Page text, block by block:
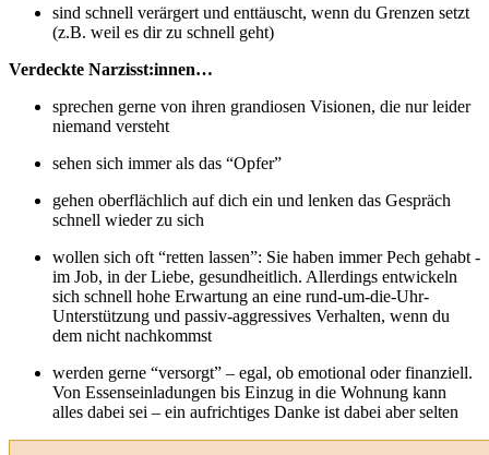
sind schnell verärgert und enttäuscht, wenn du Grenzen setzt
(z.B. weil es dir zu schnell geht)
Verdeckte Narzisst:innen…
sprechen gerne von ihren grandiosen Visionen, die nur leider
niemand versteht
sehen sich immer als das “Opfer”
gehen oberflächlich auf dich ein und lenken das Gespräch
schnell wieder zu sich
wollen sich oft “retten lassen”: Sie haben immer Pech gehabt -
im Job, in der Liebe, gesundheitlich. Allerdings entwickeln
sich schnell hohe Erwartung an eine rund-um-die-Uhr-
Unterstützung und passiv-aggressives Verhalten, wenn du
dem nicht nachkommst
werden gerne “versorgt” – egal, ob emotional oder finanziell.
Von Essenseinladungen bis Einzug in die Wohnung kann
alles dabei sei – ein aufrichtiges Danke ist dabei aber selten